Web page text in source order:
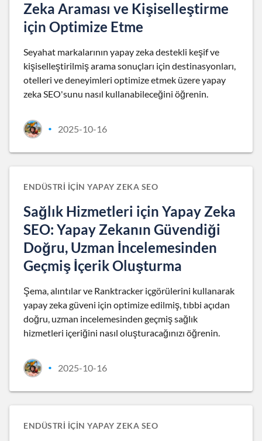
Zeka Araması ve Kişiselleştirme
için Optimize Etme
Seyahat markalarının yapay zeka destekli keşif ve
kişiselleştirilmiş arama sonuçları için destinasyonları,
otelleri ve deneyimleri optimize etmek üzere yapay
zeka SEO'sunu nasıl kullanabileceğini öğrenin.
• 2025-10-16
ENDÜSTRI IÇIN YAPAY ZEKA SEO
Sağlık Hizmetleri için Yapay Zeka
SEO: Yapay Zekanın Güvendiği
Doğru, Uzman İncelemesinden
Geçmiş İçerik Oluşturma
Şema, alıntılar ve Ranktracker içgörülerini kullanarak
yapay zeka güveni için optimize edilmiş, tıbbi açıdan
doğru, uzman incelemesinden geçmiş sağlık
hizmetleri içeriğini nasıl oluşturacağınızı öğrenin.
• 2025-10-16
ENDÜSTRI IÇIN YAPAY ZEKA SEO